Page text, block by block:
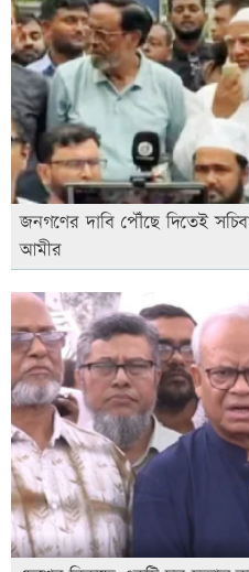
জনগণের দাবি পৌঁছে দিতেই
আমীর